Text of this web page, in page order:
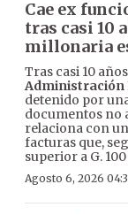
Cae ex
tras casi 10
millonaria
Tras casi 10
Administración
detenido por
documentos no
relaciona con
facturas que,
superior a G.
Agosto 6, 2026